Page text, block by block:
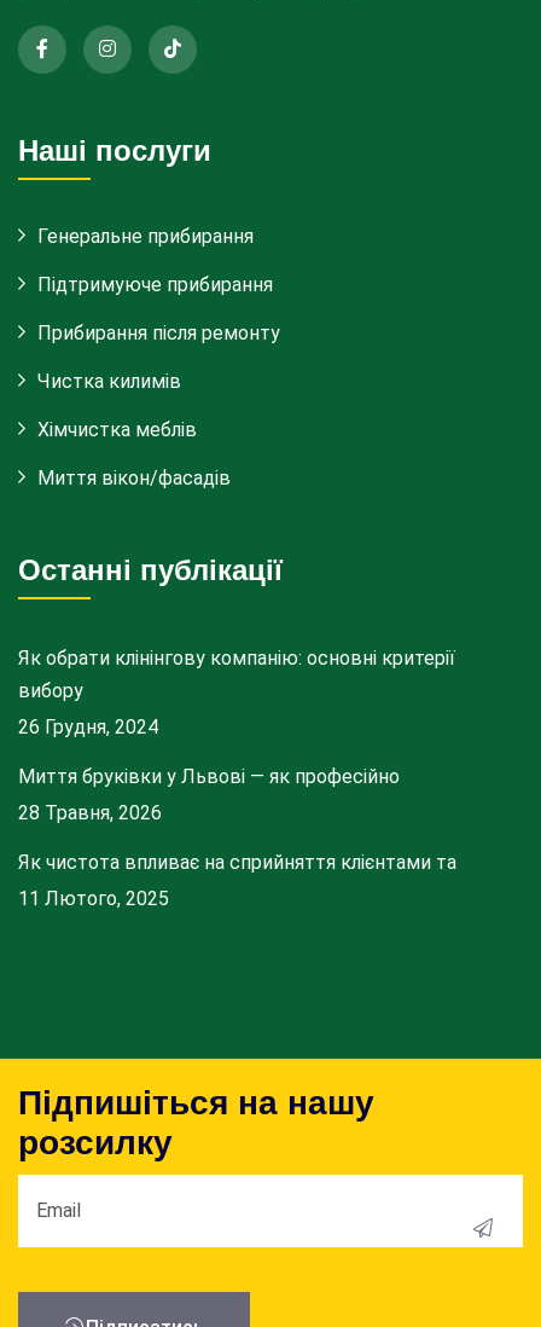
Наші послуги
Генеральне прибирання
Підтримуюче прибирання
Прибирання після ремонту
Чистка килимів
Хімчистка меблів
Миття вікон/фасадів
Останні публікації
Як обрати клінінгову компанію: основні критерії
вибору
26 Грудня, 2024
Миття бруківки у Львові — як професійно
28 Травня, 2026
Як чистота впливає на сприйняття клієнтами та
11 Лютого, 2025
Підпишіться на нашу
розсилку